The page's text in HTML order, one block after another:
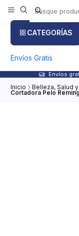
CATEGORÍAS
Envíos Gratis
Envíos
Inicio Belleza, Salud
Cortadora Pelo